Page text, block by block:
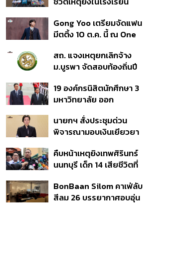
เหตุในอดีต เข้าเกณฑ์
สาธารณภัย พร้อมเร่งจ่าย
Gong Yoo เตรียมจัดแฟน
มีตติ้ง 10 ต.ค. นี้ ณ One
สถ. แจงเหตุยกเลิกจ้าง
ม.บูรพา จัดสอบท้องถิ่นปี
19 องค์กรนิสิตนักศึกษา 3
มหาวิทยาลัย ออก
รัฐบาลต้อนรับ ‘มิน อ่อง
หล่าย’
นายกฯ สั่งประชุมด่วน
พิจารณามอบเงินเยียวยา
ลบ. ทุพพลภาพ 7 แสนบาท
บาดเจ็บสาหัส 2 แสนบาท
บาท
คืบหน้าเหตุยิงเทพศิรินทร์
นนทบุรี เด็ก 14 เสียชีวิตที่
เสียชีวิต 5 ราย เจ็บ 22
ราย
BonBaan Silom คาเฟ่ลับ
สีลม 26 บรรยากาศอบอุ่น